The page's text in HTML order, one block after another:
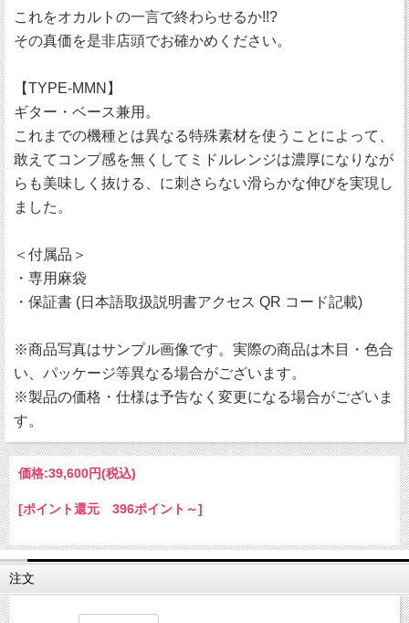
これをオカルトの一言で終わらせるか!!?
その真価を是非店頭でお確かめください。
【TYPE-MMN】
ギター・ベース兼用。
これまでの機種とは異なる特殊素材を使うことによって、
敢えてコンプ感を無くしてミドルレンジは濃厚になりなが
らも美味しく抜ける、に刺さらない滑らかな伸びを実現し
ました。
＜付属品＞
・専用麻袋
・保証書 (日本語取扱説明書アクセス QR コード記載)
※商品写真はサンプル画像です。実際の商品は木目・色合
い、パッケージ等異なる場合がございます。
※製品の価格・仕様は予告なく変更になる場合がございま
す。
価格:39,600円(税込)
[ポイント還元 396ポイント～]
注文